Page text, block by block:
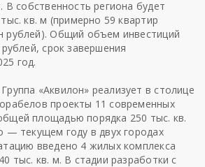
В собственность региона будет
кв. м (примерно 59 квартир
рублей). Общий объем инвестиций
срок завершения
год.
«Аквилон» реализует в столице
проекты 11 современных
площадью порядка 250 тыс. кв.
— текущем году в двух городах
введено 4 жилых комплекса
тыс. кв. м. В стадии разработки с